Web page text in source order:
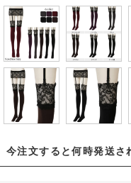
今注文すると何時発送さ